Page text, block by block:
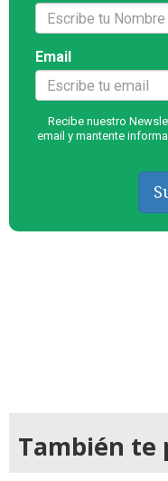
Email
Recibe nuestro
email y mantente
También te